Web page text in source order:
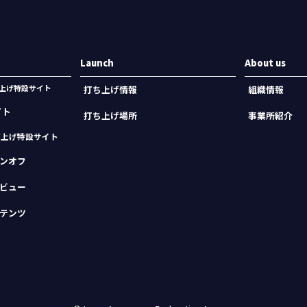
げ特設サイト
げ特設サイト
オフ
ュー
ンツ
Launch
打ち上げ情報
打ち上げ場所
About us
組織情報
事業所紹介